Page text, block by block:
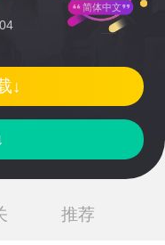
简体中文
↓
推荐